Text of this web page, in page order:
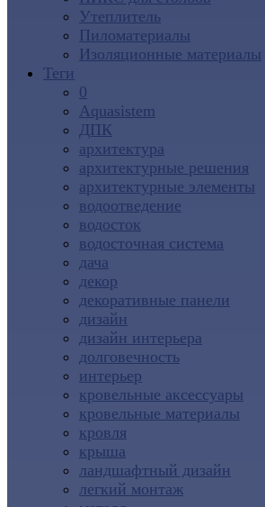
Утеплитель
Пиломатериалы
Изоляционные материалы
Теги
0
Aquasistem
ДПК
архитектура
архитектурные решения
архитектурные элементы
водоотведение
водосток
водосточная система
дача
декор
декоративные панели
дизайн
дизайн интерьера
долговечность
интерьер
кровельные аксессуары
кровельные материалы
кровля
крыша
ландшафтный дизайн
легкий монтаж